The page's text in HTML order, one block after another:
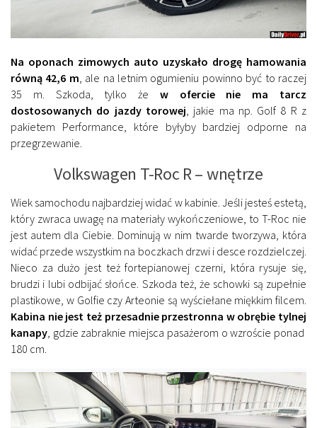
Na oponach zimowych auto uzyskało drogę hamowania
równą 42,6 m, ale na letnim ogumieniu powinno być to raczej
35 m. Szkoda, tylko że w ofercie nie ma tarcz
dostosowanych do jazdy torowej, jakie ma np. Golf 8 R z
pakietem Performance, które byłyby bardziej odporne na
przegrzewanie.
Volkswagen T-Roc R – wnętrze
Wiek samochodu najbardziej widać w kabinie. Jeśli jesteś estetą,
który zwraca uwagę na materiały wykończeniowe, to T-Roc nie
jest autem dla Ciebie. Dominują w nim twarde tworzywa, która
widać przede wszystkim na boczkach drzwi i desce rozdzielczej.
Nieco za dużo jest też fortepianowej czerni, która rysuje się,
brudzi i lubi odbijać słońce. Szkoda też, że schowki są zupełnie
plastikowe, w Golfie czy Arteonie są wyściełane miękkim filcem.
Kabina nie jest też przesadnie przestronna w obrębie tylnej
kanapy, gdzie zabraknie miejsca pasażerom o wzroście ponad
180 cm.